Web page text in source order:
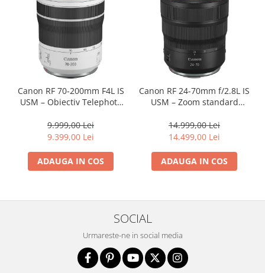
Canon RF 70-200mm F4L IS
USM – Obiectiv Telephoto
9.999,00 Lei
9.399,00 Lei
ADAUGA IN COS
Canon RF 24-70mm f/2.8L IS
USM – Zoom standard
14.999,00 Lei
14.499,00 Lei
ADAUGA IN COS
SOCIAL
Urmareste-ne in social media